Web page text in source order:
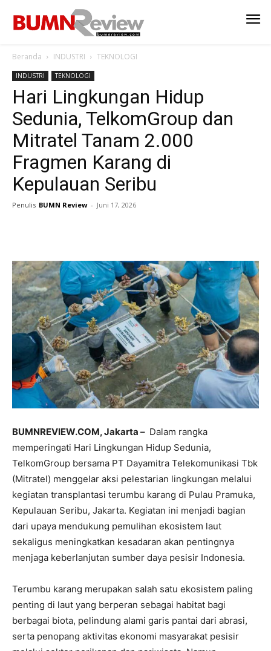
Beranda INDUSTRI TEKNOLOGI
INDUSTRI TEKNOLOGI
Hari Lingkungan Hidup
Sedunia, TelkomGroup dan
Mitratel Tanam 2.000
Fragmen Karang di
Kepulauan Seribu
Penulis BUMN Review - Juni 17, 2026
BUMNREVIEW.COM, Jakarta – Dalam rangka
memperingati Hari Lingkungan Hidup Sedunia,
TelkomGroup bersama PT Dayamitra Telekomunikasi Tbk
(Mitratel) menggelar aksi pelestarian lingkungan melalui
kegiatan transplantasi terumbu karang di Pulau Pramuka,
Kepulauan Seribu, Jakarta. Kegiatan ini menjadi bagian
dari upaya mendukung pemulihan ekosistem laut
sekaligus meningkatkan kesadaran akan pentingnya
menjaga keberlanjutan sumber daya pesisir Indonesia.
Terumbu karang merupakan salah satu ekosistem paling
penting di laut yang berperan sebagai habitat bagi
berbagai biota, pelindung alami garis pantai dari abrasi,
serta penopang aktivitas ekonomi masyarakat pesisir